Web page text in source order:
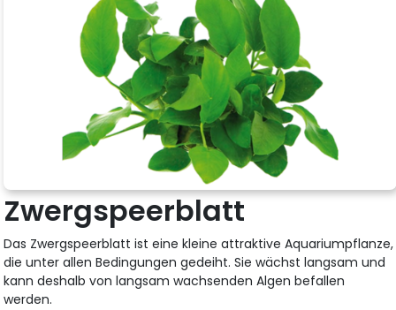
Zwergspeerblatt
Das Zwergspeerblatt ist eine kleine attraktive Aquariumpflanze,
die unter allen Bedingungen gedeiht. Sie wächst langsam und
kann deshalb von langsam wachsenden Algen befallen
werden.